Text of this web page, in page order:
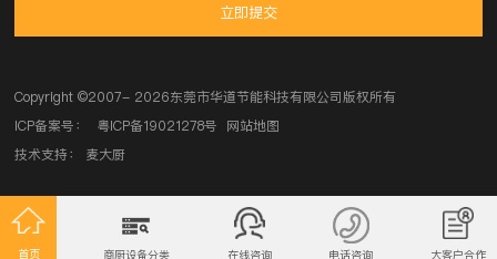
立即提交
Copyright ©2007- 2026东莞市华道节能科技有限公司版权所有
ICP备案号：
粤ICP备19021278号 网站地图
技术支持：
麦大厨
首页 商厨设备分类 在线咨询 电话咨询 大客户合作